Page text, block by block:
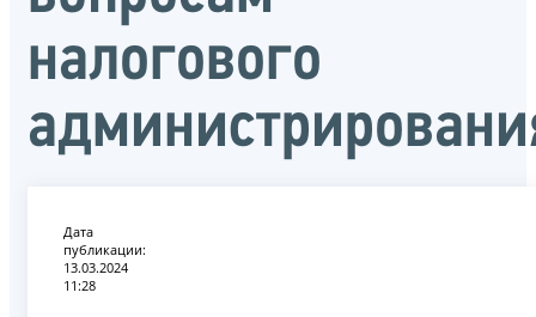
налогового
Дата
публикации:
13.03.2024
11:28